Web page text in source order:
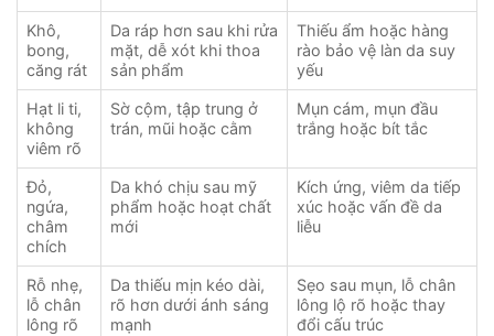
Khô,
bong,
căng rát
Da ráp hơn sau khi rửa
mặt, dễ xót khi thoa
sản phẩm
Thiếu ẩm hoặc hàng
rào bảo vệ làn da suy
yếu
Hạt li ti,
không
viêm rõ
Sờ cộm, tập trung ở
trán, mũi hoặc cằm
Mụn cám, mụn đầu
trắng hoặc bít tắc
Đỏ,
ngứa,
châm
chích
Da khó chịu sau mỹ
phẩm hoặc hoạt chất
mới
Kích ứng, viêm da tiếp
xúc hoặc vấn đề da
liễu
Rỗ nhẹ,
lỗ chân
lông rõ
Da thiếu mịn kéo dài,
rõ hơn dưới ánh sáng
mạnh
Sẹo sau mụn, lỗ chân
lông lộ rõ hoặc thay
đổi cấu trúc